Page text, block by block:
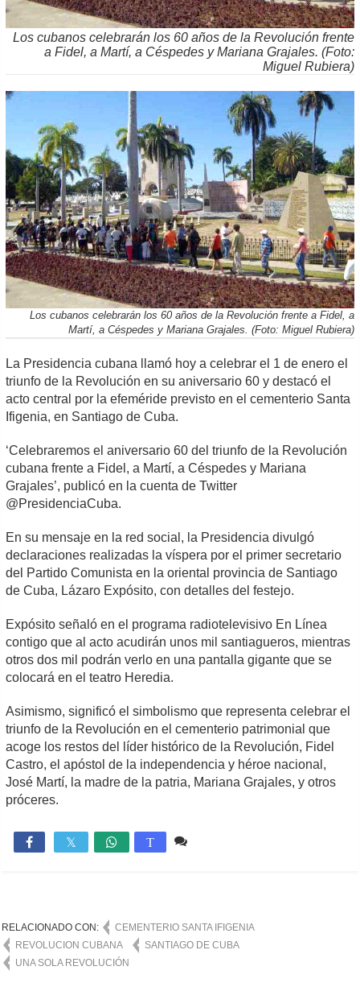
Los cubanos celebrarán los 60 años de la Revolución frente
a Fidel, a Martí, a Céspedes y Mariana Grajales. (Foto:
Miguel Rubiera)
Los cubanos celebrarán los 60 años de la Revolución frente a Fidel, a
Martí, a Céspedes y Mariana Grajales. (Foto: Miguel Rubiera)
La Presidencia cubana llamó hoy a celebrar el 1 de enero el
triunfo de la Revolución en su aniversario 60 y destacó el
acto central por la efeméride previsto en el cementerio Santa
Ifigenia, en Santiago de Cuba.
‘Celebraremos el aniversario 60 del triunfo de la Revolución
cubana frente a Fidel, a Martí, a Céspedes y Mariana
Grajales’, publicó en la cuenta de Twitter
@PresidenciaCuba.
En su mensaje en la red social, la Presidencia divulgó
declaraciones realizadas la víspera por el primer secretario
del Partido Comunista en la oriental provincia de Santiago
de Cuba, Lázaro Expósito, con detalles del festejo.
Expósito señaló en el programa radiotelevisivo En Línea
contigo que al acto acudirán unos mil santiagueros, mientras
otros dos mil podrán verlo en una pantalla gigante que se
colocará en el teatro Heredia.
Asimismo, significó el simbolismo que representa celebrar el
triunfo de la Revolución en el cementerio patrimonial que
acoge los restos del líder histórico de la Revolución, Fidel
Castro, el apóstol de la independencia y héroe nacional,
José Martí, la madre de la patria, Mariana Grajales, y otros
próceres.
 T
RELACIONADO CON:
CEMENTERIO SANTA IFIGENIA
REVOLUCION CUBANA
SANTIAGO DE CUBA
UNA SOLA REVOLUCIÓN